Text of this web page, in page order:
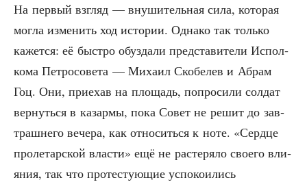
На пер­вый взгляд — вну­ши­тель­ная сила, кото­рая
мог­ла изме­нить ход исто­рии. Одна­ко так толь­ко
кажет­ся: её быст­ро обуз­да­ли пред­ста­ви­те­ли Испол­
ко­ма Пет­ро­со­ве­та — Миха­ил Ско­бе­лев и Абрам
Гоц. Они, при­е­хав на пло­щадь, попро­си­ли сол­дат
вер­нуть­ся в казар­мы, пока Совет не решит до зав­
траш­не­го вече­ра, как отно­сить­ся к ноте. «Серд­це
про­ле­тар­ской вла­сти» ещё не рас­те­ря­ло сво­е­го вли­
я­ния, так что про­те­сту­ю­щие успо­ко­и­лись